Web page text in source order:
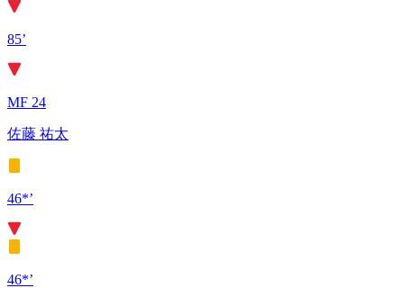
85’
MF 24
佐藤 祐太
46*’
46*’